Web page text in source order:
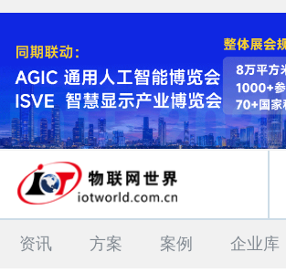
资讯 方案 案例 企业库